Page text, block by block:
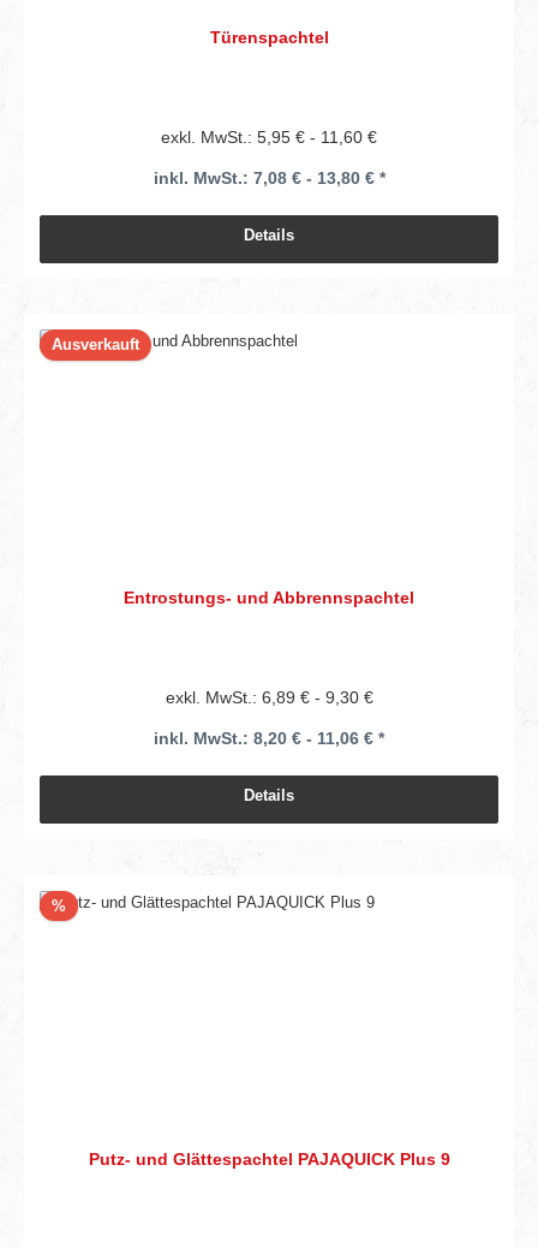
Türenspachtel
exkl. MwSt.: 5,95 € - 11,60 €
inkl. MwSt.: 7,08 € - 13,80 € *
Details
Ausverkauft
Entrostungs- und Abbrennspachtel
exkl. MwSt.: 6,89 € - 9,30 €
inkl. MwSt.: 8,20 € - 11,06 € *
Details
%Rabatt
Putz- und Glättespachtel PAJAQUICK Plus 9